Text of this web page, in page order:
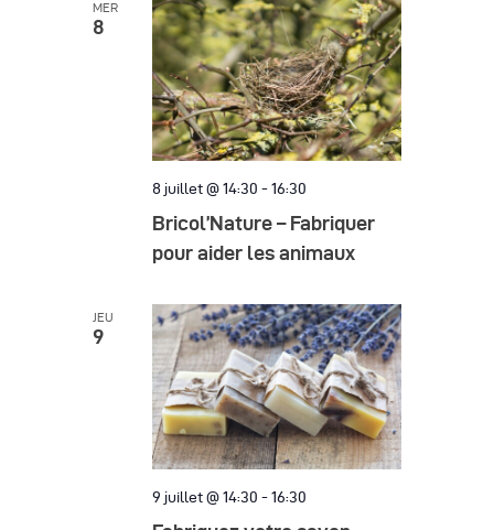
MER
8
8 juillet @ 14:30 - 16:30
Bricol’Nature – Fabriquer
pour aider les animaux
JEU
9
9 juillet @ 14:30 - 16:30